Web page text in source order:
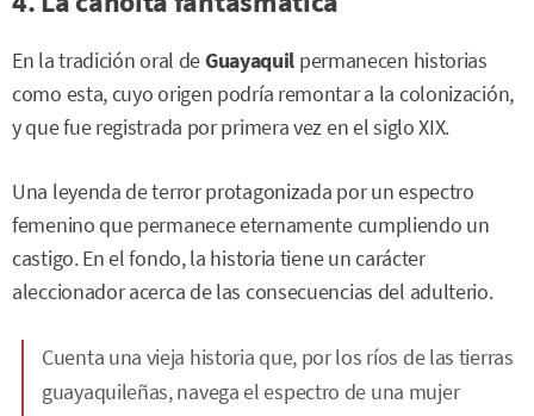
En la tradición oral deGuayaquil permanecen historias
como esta, cuyo origen podría remontar a la colonización,
y que fue registrada por primera vez en el siglo XIX.
Una leyenda de terror protagonizada por un espectro
femenino que permanece eternamente cumpliendo un
castigo. En el fondo, la historia tiene un carácter
aleccionador acerca de las consecuencias del adulterio.
Cuenta una vieja historia que, por los ríos de las tierras
guayaquileñas, navega el espectro de una mujer